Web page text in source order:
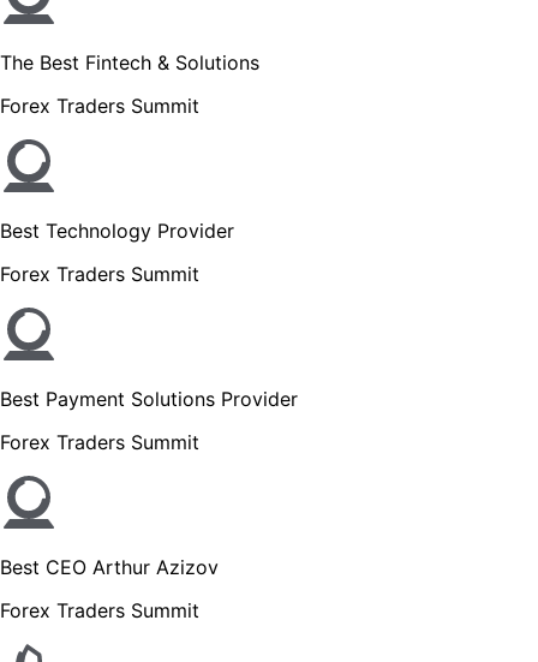
The Best Fintech & Solutions
Forex Traders Summit
Best Technology Provider
Forex Traders Summit
Best Payment Solutions Provider
Forex Traders Summit
Best CEO Arthur Azizov
Forex Traders Summit